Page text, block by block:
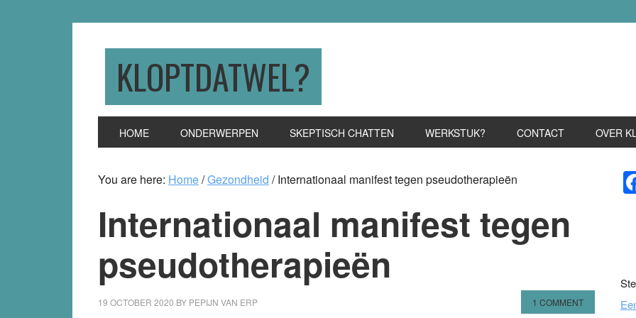
KLOPTDATWEL?
HOME ONDERWERPEN SKEPTISCH CHATTEN WERKSTUK? CONTACT OVER
You are here: Home/Gezondheid /Internationaal manifest tegen pseudotherapieën
Internationaal manifest tegen
pseudotherapieën
19 OCTOBER 2020 BY PEPIJN VAN ERP 1 COMMENT